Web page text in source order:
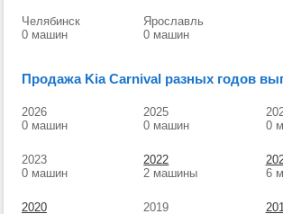
Челябинск
0 машин
Ярославль
0 машин
Продажа Kia Carnival разных годов
2026
0 машин
2025
0 машин
0
2023
0 машин
2022
2 машины
6
2020
2019